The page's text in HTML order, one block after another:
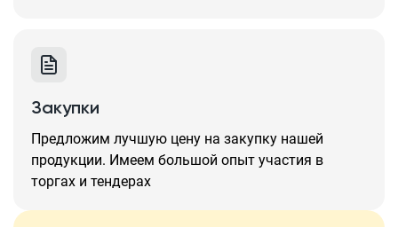
Закупки
Предложим лучшую цену на закупку нашей
продукции. Имеем большой опыт участия в
торгах и тендерах